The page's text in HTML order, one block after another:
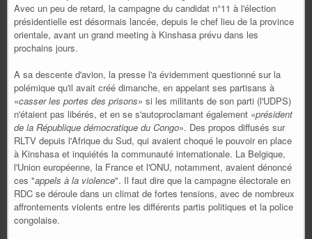
Avec un peu de retard, la campagne du candidat n°11 à l'élection
présidentielle est désormais lancée, depuis le chef lieu de la province
orientale, avant un grand meeting à Kinshasa prévu dans les
prochains jours.
A sa descente d'avion, la presse l'a évidemment questionné sur la
polémique qu'il avait créé dimanche, en appelant ses partisans à
«casser les portes des prisons» si les militants de son parti (l'UDPS)
n'étaient pas libérés, et en se s'autoproclamant également «président
de la République démocratique du Congo». Des propos diffusés sur
RLTV depuis l'Afrique du Sud, qui avaient choqué le pouvoir en place
à Kinshasa et inquiétés la communauté internationale. La Belgique,
l'Union européenne, la France et l'ONU, notamment, avaient dénoncé
ces "appels à la violence". Il faut dire que la campagne électorale en
RDC se déroule dans un climat de fortes tensions, avec de nombreux
affrontements violents entre les différents partis politiques et la police
congolaise.